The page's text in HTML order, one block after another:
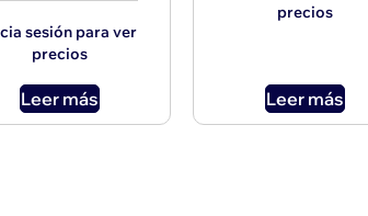
sesión para ver
precios
Leer más
precios
Leer más